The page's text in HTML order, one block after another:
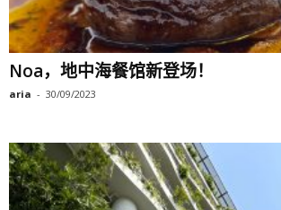
Noa，地中海餐馆新登场！
aria - 30/09/2023